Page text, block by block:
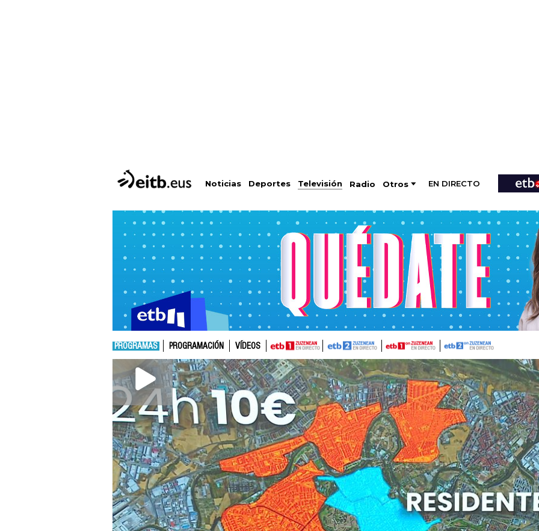
Noticias Deportes Televisión Radio Otros EN DIRECTO
PROGRAMAS PROGRAMACIÓN VÍDEOS